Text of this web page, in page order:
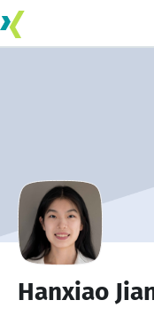
Hanxiao